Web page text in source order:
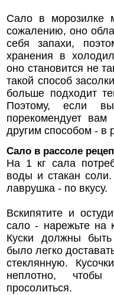
Сало в морозилке
сожалению, оно
себя запахи,
хранения в
оно становится не
такой способ
больше подходит
Поэтому, если
порекомендует вам
другим способом - в
Сало в рассоле
На 1 кг сала
воды и стакан
лаврушка - по вкусу.
Вскипятите и
сало - нарежьте на
Куски должны
было легко
стеклянную.
неплотно,
просолиться.